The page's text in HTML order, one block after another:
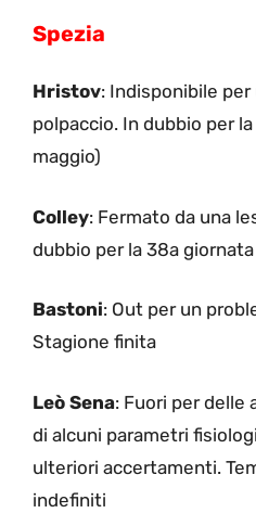
Spezia
Hristov: Indisponibile per
polpaccio. In dubbio per
maggio)
Colley: Fermato da una
dubbio per la 38a giornata
Bastoni: Out per un
Stagione finita
Leò Sena: Fuori per delle
di alcuni parametri
ulteriori accertamenti.
indefiniti